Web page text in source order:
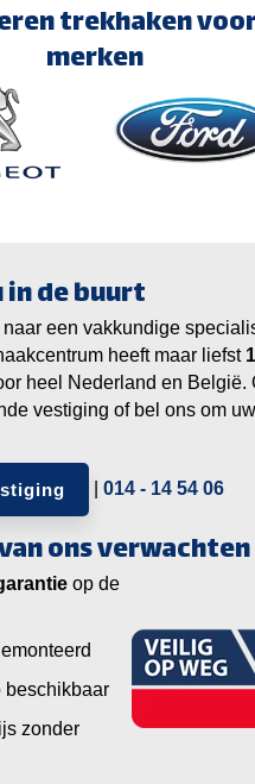
trekhaken
merken
de buurt
naar een vakkundige
heeft maar liefst
heel Nederland en België.
vestiging of bel ons om
014 - 14 54 06
ons verwachten
op de
beschikbaar
zonder